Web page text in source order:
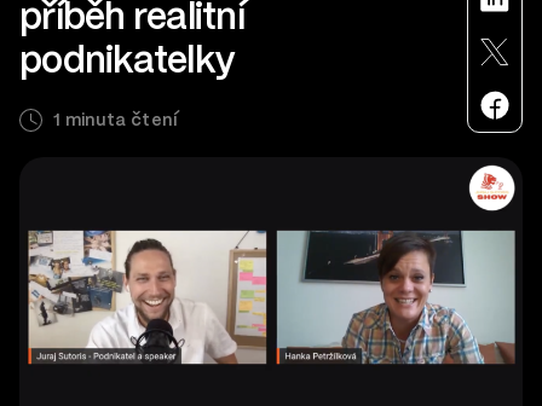
příběh realitní
podnikatelky
1 minuta čtení